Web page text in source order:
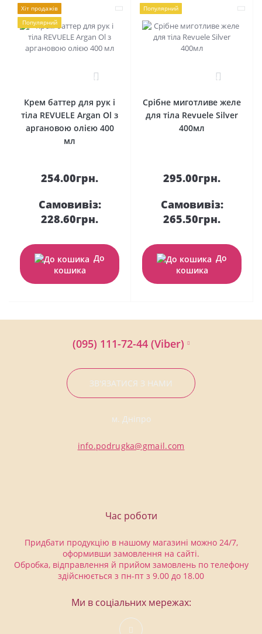
Хіт продажів
Популярний
0
Крем баттер для рук і
тіла REVUELE Argan Ol з
аргановою олією 400
мл
254.00грн.
Самовивіз:
228.60грн.
До
кошика
Популярний
0
Срібне миготливе желе
для тіла Revuele Silver
400мл
295.00грн.
Самовивіз:
265.50грн.
До
кошика
(095) 111-72-44 (Viber)
ЗВ'ЯЗАТИСЯ З НАМИ
м. Дніпро
info.podrugka@gmail.com
Час роботи
Придбати продукцію в нашому магазині можно 24/7,
оформивши замовлення на сайті.
Обробка, відправлення й прийом замовлень по телефону
здійснюється з пн-пт з 9.00 до 18.00
Ми в соціальних мережах: